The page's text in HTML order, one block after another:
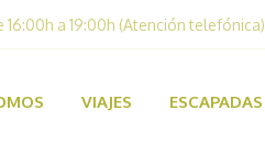
16:00h a 19:00h (Atención telefónica)
VIAJES ESCAPADAS